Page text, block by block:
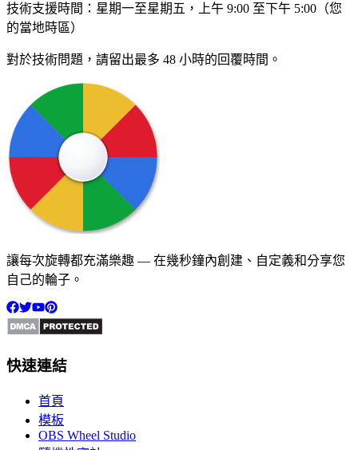
技術支援時間：星期一至星期五，上午 9:00 至下午 5:00（您
的當地時區）
對於技術問題，請留出最多 48 小時的回覆時間。
讓每次旋轉都充滿樂趣 — 在幾秒鐘內創建、自定義和分享您
自己的輪子。
快速連結
首頁
模板
OBS Wheel Studio